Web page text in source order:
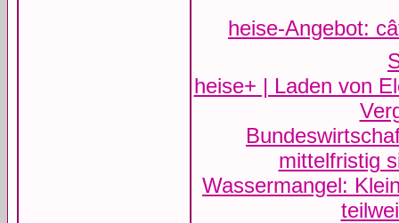
heise-Angebot:
heise+ | Laden von
mittelfristig
Wassermangel: